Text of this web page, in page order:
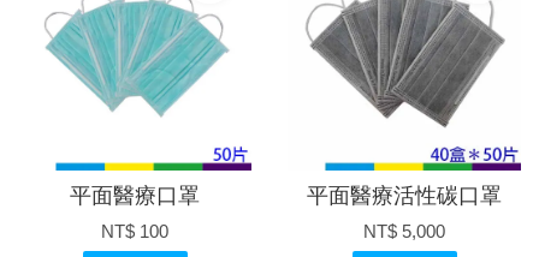
平面醫療口罩
NT$ 100
平面醫療活性碳口罩
NT$ 5,000